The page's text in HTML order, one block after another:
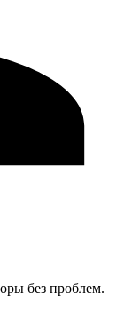
без проблем.